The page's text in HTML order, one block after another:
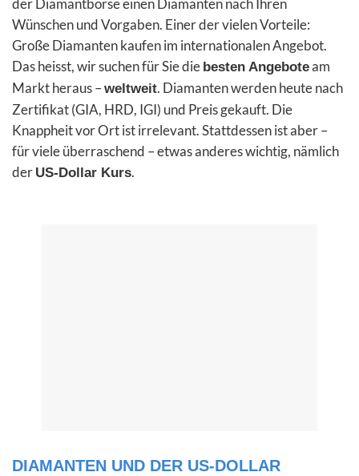
Wünschen und Vorgaben. Einer der vielen Vorteile:
Große Diamanten kaufen im internationalen Angebot.
Das heisst, wir suchen für Sie die besten Angeboteam
Markt heraus –weltweit. Diamanten werden heute nach
Zertifikat (GIA, HRD, IGI) und Preis gekauft. Die
Knappheit vor Ort ist irrelevant. Stattdessen ist aber –
für viele überraschend – etwas anderes wichtig, nämlich
der US-Dollar Kurs.
DIAMANTEN UND DER US-DOLLAR